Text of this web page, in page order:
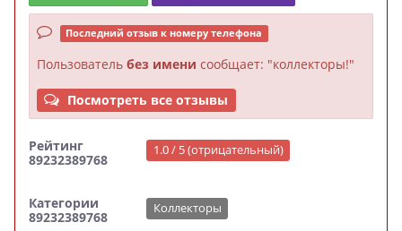
Последний отзыв к номеру телефона
Пользователь без имени сообщает: "коллекторы!"
Посмотреть все отзывы
Рейтинг
89232389768
1.0 / 5 (отрицательный)
Категории
89232389768
Коллекторы